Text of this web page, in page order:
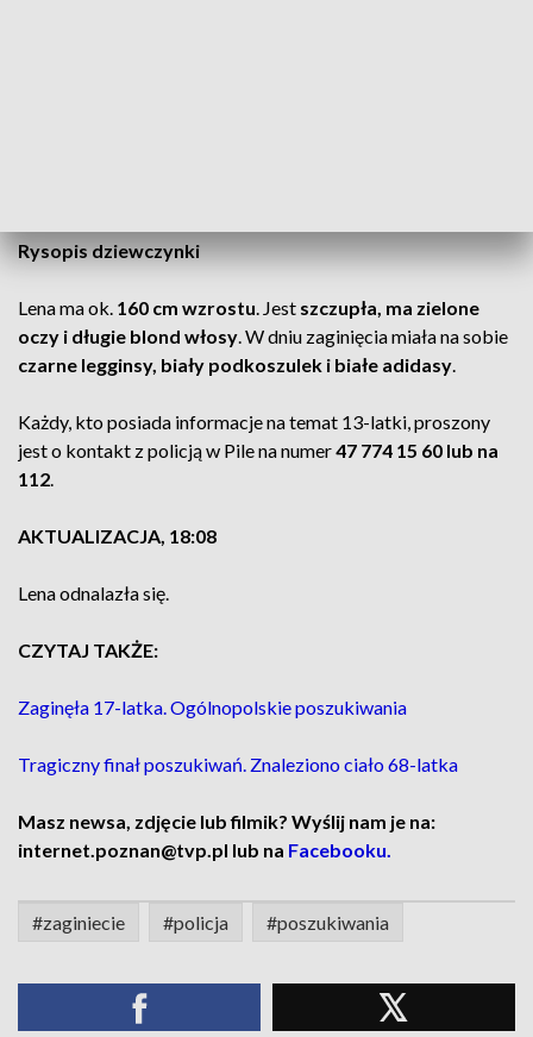
Rysopis dziewczynki
Lena ma ok. 160 cm wzrostu. Jest szczupła, ma zielone
oczy i długie blond włosy. W dniu zaginięcia miała na sobie
czarne legginsy, biały podkoszulek i białe adidasy.
Każdy, kto posiada informacje na temat 13-latki, proszony
jest o kontakt z policją w Pile na numer47 774 15 60 lub na
112.
AKTUALIZACJA, 18:08
Lena odnalazła się.
CZYTAJ TAKŻE:
Zaginęła 17-latka. Ogólnopolskie poszukiwania
Tragiczny finał poszukiwań. Znaleziono ciało 68-latka
Masz newsa, zdjęcie lub filmik? Wyślij nam je na:
internet.poznan@tvp.pl lub na Facebooku.
#zaginiecie #policja #poszukiwania